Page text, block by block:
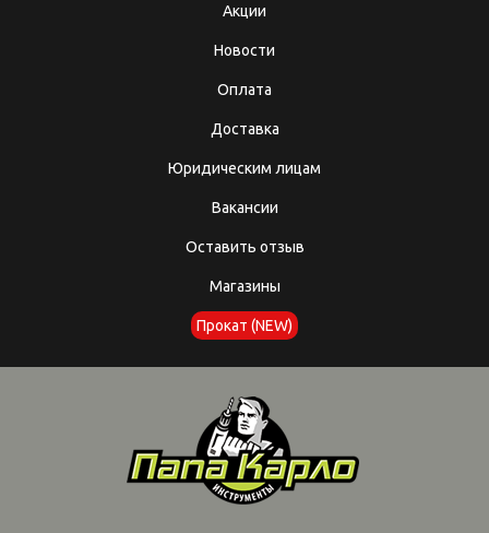
Акции
Новости
Оплата
Доставка
Юридическим лицам
Вакансии
Оставить отзыв
Магазины
Прокат (NEW)